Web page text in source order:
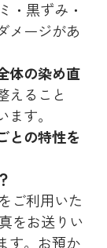
・黒ずみ・
メージがあ
体の染め直
えること
す。
との特性を
ご利用いた
をお送りい
す。お預か